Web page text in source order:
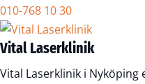
010-768 10 30
Vital Laserklinik
Vital Laserklinik i